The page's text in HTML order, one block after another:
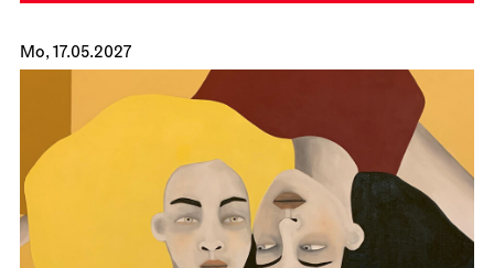
Stuttgarter Ballett
Schauspielhaus
Ballettabend
CREATIONS XVI – XIX